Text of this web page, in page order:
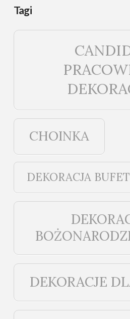
Tagi
CHOINKA
DEKORACJA
DEKORACJE